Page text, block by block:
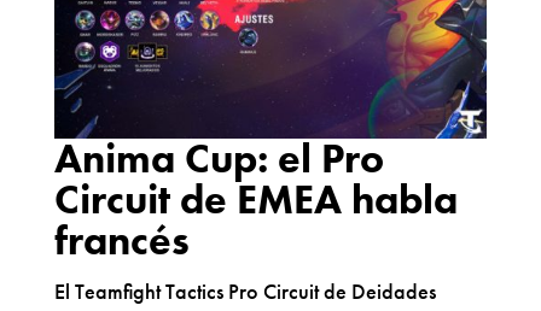
Anima Cup: el Pro
Circuit de EMEA habla
francés
El Teamfight Tactics Pro Circuit de Deidades